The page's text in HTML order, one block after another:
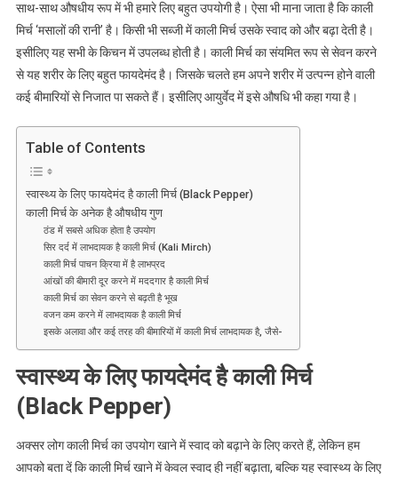
औषधीय
गुण
भी
रखती
है
फायदें
साथ-साथ औषधीय रूप में भी हमारे लिए बहुत उपयोगी है। ऐसा भी माना जाता है कि काली
मिर्च ‘मसालों की रानी’ है। किसी भी सब्जी में काली मिर्च उसके स्वाद को और बढ़ा देती है।
इसीलिए यह सभी के किचन में उपलब्ध होती है। काली मिर्च का संयमित रूप से सेवन करने
से यह शरीर के लिए बहुत फायदेमंद है। जिसके चलते हम अपने शरीर में उत्पन्न होने वाली
कई बीमारियों से निजात पा सकते हैं। इसीलिए आयुर्वेद में इसे औषधि भी कहा गया है।
Table of Contents
स्वास्थ्य के लिए फायदेमंद है काली मिर्च (Black Pepper)
काली मिर्च के अनेक है औषधीय गुण
ठंड में सबसे अधिक होता है उपयोग
सिर दर्द में लाभदायक है काली मिर्च (Kali Mirch)
काली मिर्च पाचन क्रिया में है लाभप्रद
आंखों की बीमारी दूर करने में मददगार है काली मिर्च
काली मिर्च का सेवन करने से बढ़ती है भूख
वजन कम करने में लाभदायक है काली मिर्च
इसके अलावा और कई तरह की बीमारियों में काली मिर्च लाभदायक है, जैसे-
स्वास्थ्य के लिए फायदेमंद है काली मिर्च
(Black Pepper)
अक्सर लोग काली मिर्च का उपयोग खाने में स्वाद को बढ़ाने के लिए करते हैं, लेकिन हम
आपको बता दें कि काली मिर्च खाने में केवल स्वाद ही नहीं बढ़ाता, बल्कि यह स्वास्थ्य के लिए